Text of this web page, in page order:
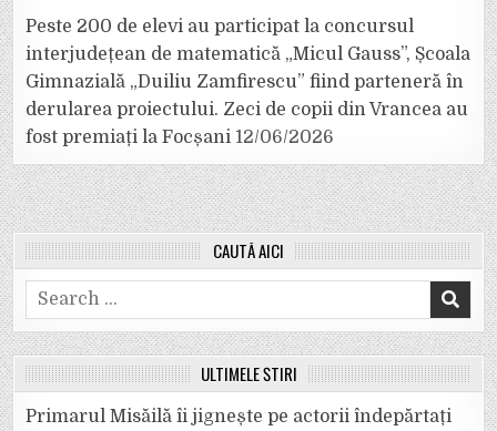
Peste 200 de elevi au participat la concursul
interjudețean de matematică „Micul Gauss”, Școala
Gimnazială „Duiliu Zamfirescu” fiind parteneră în
derularea proiectului. Zeci de copii din Vrancea au
fost premiați la Focșani 12/06/2026
CAUTĂ AICI
Search
for:
ULTIMELE ȘTIRI
Primarul Misăilă îi jignește pe actorii îndepărtați